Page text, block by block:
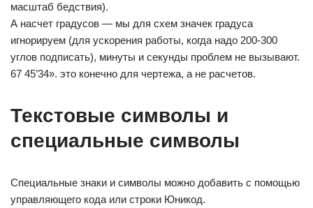
масштаб бедствия).
А насчет градусов — мы для схем значек градуса
игнорируем (для ускорения работы, когда надо 200-300
углов подписать), минуты и секунды проблем не вызывают.
67 45’34». это конечно для чертежа, а не расчетов.
Текстовые символы и
специальные символы
Специальные знаки и символы можно добавить с помощью
управляющего кода или строки Юникод.